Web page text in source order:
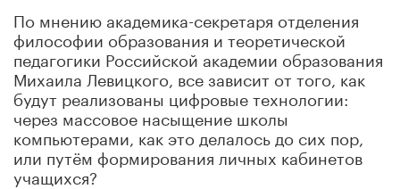
По мнению академика-секретаря отделения
философии образования и теоретической
педагогики Российской академии образования
Михаила Левицкого, все зависит от того, как
будут реализованы цифровые технологии:
через массовое насыщение школы
компьютерами, как это делалось до сих пор,
или путём формирования личных кабинетов
учащихся?